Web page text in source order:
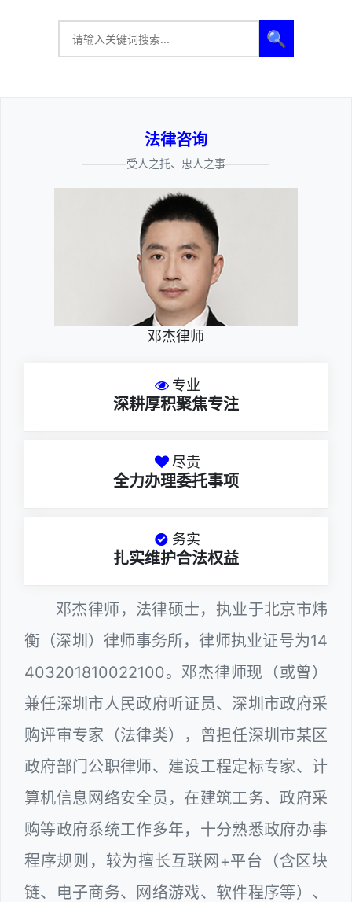
🔍
法律咨询
————受人之托、忠人之事————
邓杰律师
专业
深耕厚积聚焦专注
尽责
全力办理委托事项
务实
扎实维护合法权益
邓杰律师，法律硕士，执业于北京市炜
衡（深圳）律师事务所，律师执业证号为14
403201810022100。邓杰律师现（或曾）
兼任深圳市人民政府听证员、深圳市政府采
购评审专家（法律类），曾担任深圳市某区
政府部门公职律师、建设工程定标专家、计
算机信息网络安全员，在建筑工务、政府采
购等政府系统工作多年，十分熟悉政府办事
程序规则，较为擅长互联网+平台（含区块
链、电子商务、网络游戏、软件程序等）、